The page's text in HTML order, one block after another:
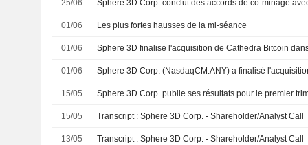
25/06
01/06 Les plus fortes hausses de la mi-séance
01/06
01/06
15/05
15/05 Transcript : Sphere 3D Corp. - Shareholder/Analyst Call
13/05 Transcript : Sphere 3D Corp. - Shareholder/Analyst Call